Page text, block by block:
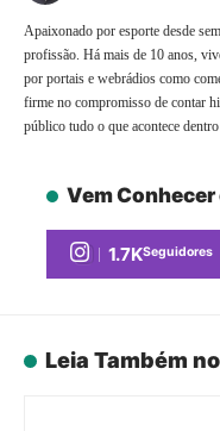
Apaixonado por esporte desde
profissão. Há mais de 10 anos,
por portais e webrádios como
firme no compromisso de contar
público tudo o que acontece
Vem
1.7KSeguidores
Leia Também